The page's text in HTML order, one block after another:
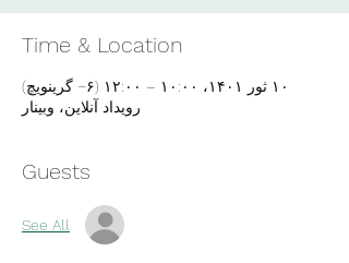
Time & Location
۱۰ ثور ۱۴۰۱، ۱۰:۰۰ – ۱۲:۰۰ (‎−۶ گرینویچ)
رویداد آنلاین، وبینار
Guests
See All